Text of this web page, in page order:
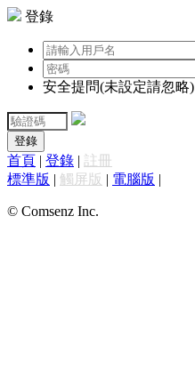
登錄
安全提問(未設定請忽略)
登錄
首頁 | 登錄 | 註冊
標準版 | 觸屏版 | 電腦版 |
© Comsenz Inc.